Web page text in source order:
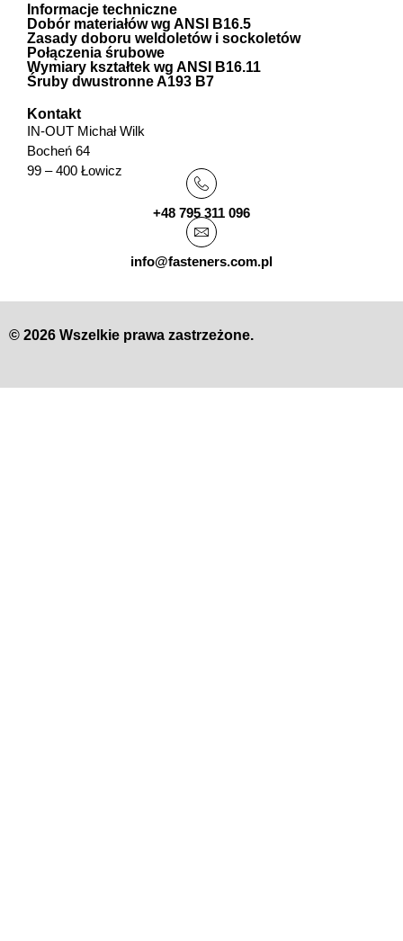
Informacje techniczne
Dobór materiałów wg ANSI B16.5
Zasady doboru weldoletów i sockoletów
Połączenia śrubowe
Wymiary kształtek wg ANSI B16.11
Śruby dwustronne A193 B7
Kontakt
IN-OUT Michał Wilk
Bocheń 64
99 – 400 Łowicz
+48 795 311 096
info@fasteners.com.pl
© 2026 Wszelkie prawa zastrzeżone.